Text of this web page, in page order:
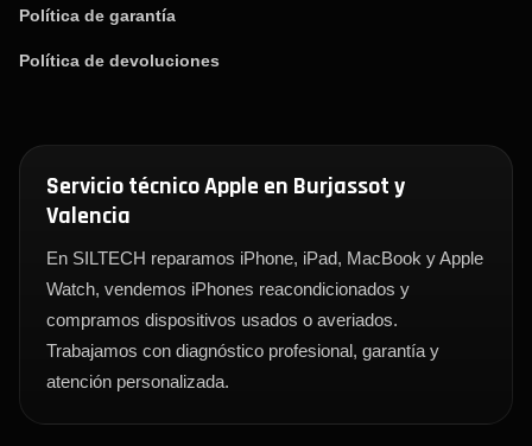
Política de garantía
Política de devoluciones
Servicio técnico Apple en Burjassot y
Valencia
En SILTECH reparamos iPhone, iPad, MacBook y Apple
Watch, vendemos iPhones reacondicionados y
compramos dispositivos usados o averiados.
Trabajamos con diagnóstico profesional, garantía y
atención personalizada.